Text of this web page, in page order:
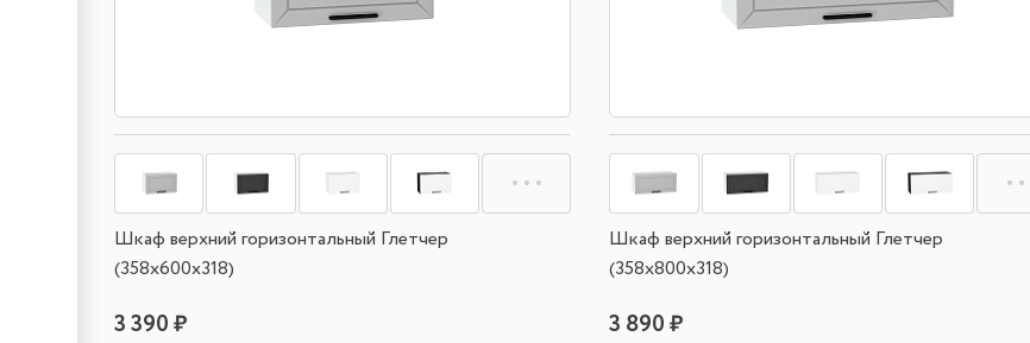
Шкаф верхний горизонтальный Глетчер
(358х600х318)
3 390 ₽
Шкаф верхний горизонтальный Глетчер
(358х800х318)
3 890 ₽